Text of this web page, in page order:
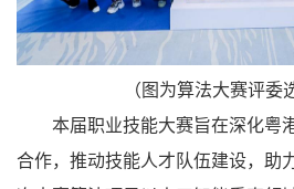
（图为算法大赛评委
本届职业技能大赛旨在深化粤
合作，推动技能人才队伍建设，助